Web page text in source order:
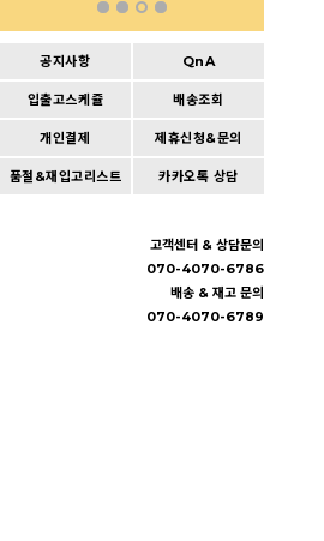
공지사항 QnA
입출고스케쥴 배송조회
개인결제 제휴신청&문의
품절&재입고리스트 카카오톡 상담
고객센터 & 상담문의
070-4070-6786
배송 & 재고 문의
070-4070-6789
BUY IT NOW
Cart | Wishlist